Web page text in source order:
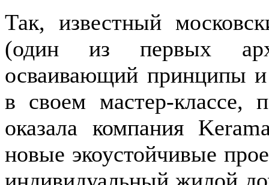
Так, известный
(один из первых
осваивающий принципы и
в своем мастер-классе,
оказала компания
новые экоустойчивые